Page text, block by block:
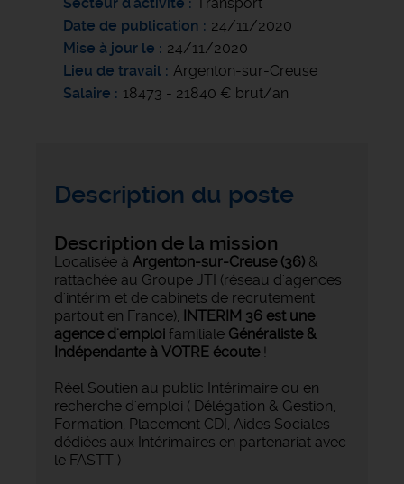
Date de publication
24/11/2020
Mise à jour le
24/11/2020
Lieu de travail
Argenton-sur-Creuse
Salaire
18473 - 21840 € brut/an
Description du poste
Description de la mission
Localisée à Argenton-sur-Creuse (36) &
rattachée au Groupe JTI (réseau d'agences
d'intérim et de cabinets de recrutement
partout en France),
INTERIM 36 est une
agence d'emploi familiale Généraliste &
Indépendante à VOTRE écoute!
Réel Soutien au public Intérimaire ou en
recherche d'emploi ( Délégation & Gestion,
Formation, Placement CDI, Aides Sociales
dédiées aux Intérimaires en partenariat avec
le FASTT )